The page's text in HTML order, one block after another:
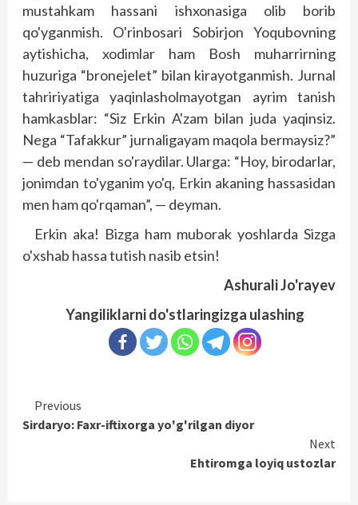
mustahkam hassani ishxonasiga olib borib
qo'yganmish. O'rinbosari Sobirjon Yoqubovning
aytishicha, xodimlar ham Bosh muharrirning
huzuriga “bronejelet” bilan kirayotganmish. Jurnal
tahririyatiga yaqinlash­olmayotgan ayrim tanish
hamkasblar: “Siz Erkin A'zam bilan juda yaqinsiz.
Nega “Tafakkur” jurnaligayam maqola bermaysiz?”
— deb mendan so'raydilar. Ularga: “Hoy, birodarlar,
jonimdan to'yganim yo'q, Erkin akaning hassasidan
men ham qo'rqaman”, — deyman.
Erkin aka! Bizga ham muborak yoshlarda Sizga
o'xshab hassa tutish nasib etsin!
Ashurali Jo'rayev
Yangiliklarni do'stlaringizga ulashing
Continue
Reading
Previous
Sirdaryo: Faxr-iftixorga yo'g'rilgan diyor
Next
Ehtiromga loyiq ustozlar